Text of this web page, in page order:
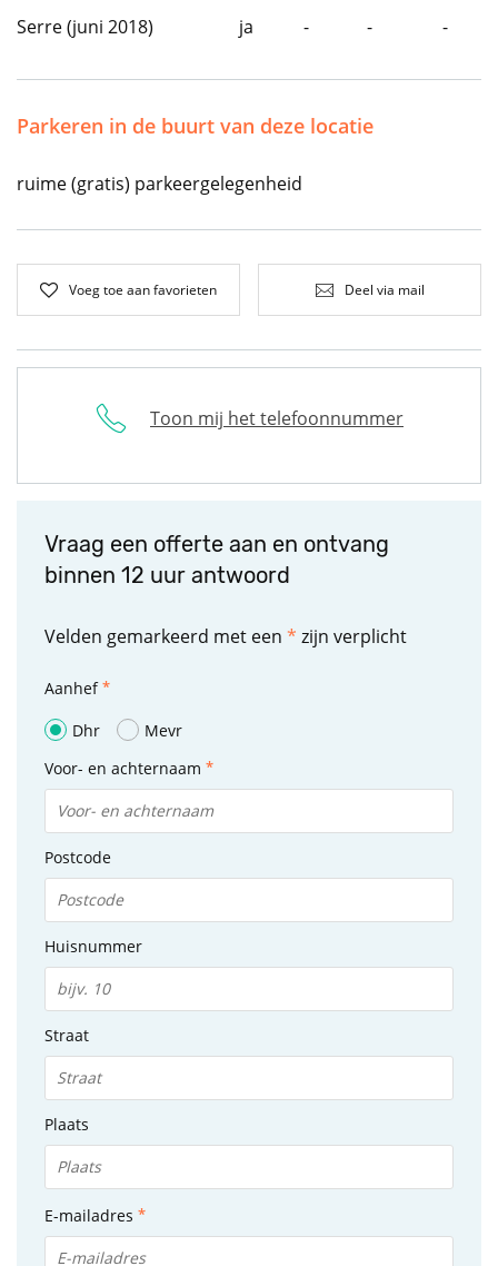
Serre (juni 2018)
ja - - -
Parkeren in de buurt van deze locatie
ruime (gratis) parkeergelegenheid
Voeg toe aan favorieten Deel via mail
Toon mij het telefoonnummer
Vraag een offerte aan en ontvang
binnen 12 uur antwoord
Velden gemarkeerd met een * zijn verplicht
Aanhef
Dhr
Mevr
Voor- en achternaam
Postcode
Huisnummer
Straat
Plaats
E-mailadres